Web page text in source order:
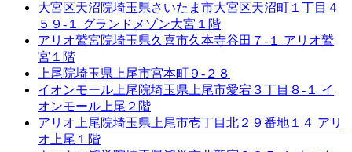
大宮区天沼院埼玉県さいたま市大宮区天沼町１丁目４
５９-１ グランドメゾン大宮１階
アリオ鷲宮院埼玉県久喜市久本寺谷田７-１ アリオ鷲
宮１階
上尾院埼玉県上尾市宮本町９-２８
イオンモール上尾院埼玉県上尾市愛宕３丁目８-１ イ
オンモール上尾２階
アリオ上尾院埼玉県上尾市壱丁目北２９番地１４ アリ
オ上尾１階